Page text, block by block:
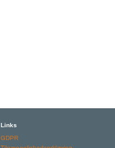
Links
GDPR